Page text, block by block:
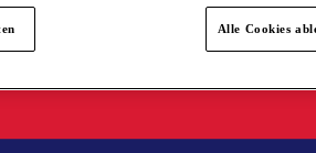
Alle Cookies